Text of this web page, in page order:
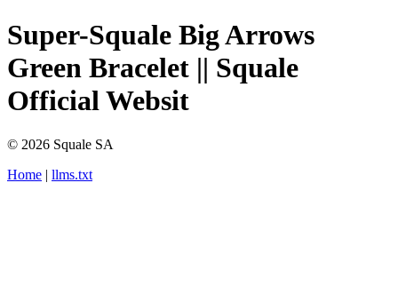
Super-Squale Big Arrows
Green Bracelet || Squale
Official Websit
© 2026 Squale SA
Home | llms.txt